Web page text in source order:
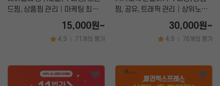
드찜, 상품찜 관리│마케팅 최적
15,000원~
4.9 71개의 평가
찜, 공유, 트래픽 관리│상위노출
30,000원~
4.9 76개의 평가